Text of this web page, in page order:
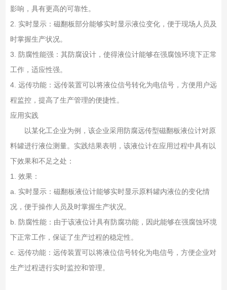
影响，具有更高的可靠性。
2. 实时显示：磁翻板部分能够实时显示液位变化，便于现场人员及
时掌握生产状况。
3. 防腐性能强：其防腐设计，使得液位计能够在强腐蚀环境下正常
工作，适应性强。
4. 远传功能：远传装置可以将液位信号转化为电信号，方便用户远
程监控，提高了生产管理的便捷性。
应用实践
以某化工企业为例，该企业采用防腐远传型磁翻板液位计对原
料罐进行液位测量。实践结果表明，该液位计在应用过程中具有以
下效果和不足之处：
1. 效果：
a. 实时显示：磁翻板液位计能够实时显示原料罐内液位的变化情
况，便于操作人员及时掌握生产状况。
b. 防腐性能：由于该液位计具有防腐功能，因此能够在强腐蚀环境
下正常工作，保证了生产过程的稳定性。
c. 远传功能：远传装置可以将液位信号转化为电信号，方便企业对
生产过程进行实时监控和管理。